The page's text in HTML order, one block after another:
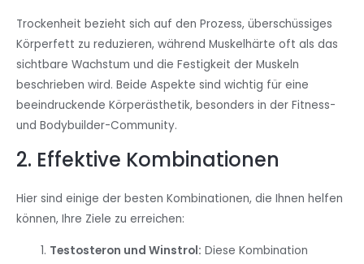
Trockenheit bezieht sich auf den Prozess, überschüssiges
Körperfett zu reduzieren, während Muskelhärte oft als das
sichtbare Wachstum und die Festigkeit der Muskeln
beschrieben wird. Beide Aspekte sind wichtig für eine
beeindruckende Körperästhetik, besonders in der Fitness-
und Bodybuilder-Community.
2. Effektive Kombinationen
Hier sind einige der besten Kombinationen, die Ihnen helfen
können, Ihre Ziele zu erreichen:
Testosteron und Winstrol: Diese Kombination